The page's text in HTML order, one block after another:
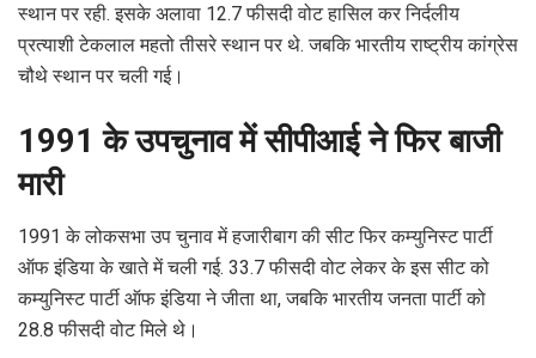
स्थान पर रही. इसके अलावा 12.7 फीसदी वोट हासिल कर निर्दलीय
प्रत्याशी टेकलाल महतो तीसरे स्थान पर थे. जबकि भारतीय राष्ट्रीय कांग्रेस
चौथे स्थान पर चली गई।
1991 के उपचुनाव में सीपीआई ने फिर बाजी
मारी
1991 के लोकसभा उप चुनाव में हजारीबाग की सीट फिर कम्युनिस्ट पार्टी
ऑफ इंडिया के खाते में चली गई. 33.7 फीसदी वोट लेकर के इस सीट को
कम्युनिस्ट पार्टी ऑफ इंडिया ने जीता था, जबकि भारतीय जनता पार्टी को
28.8 फीसदी वोट मिले थे।